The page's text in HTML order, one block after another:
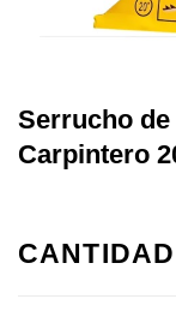
Serrucho de
Carpintero
CANTIDAD